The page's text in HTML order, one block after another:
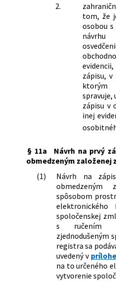
2.
tom, že
osobou
zápisu,
spravuje,
zápisu v
inej
§ 11a
Návrh na prvý
obmedzeným založenej
(1)
Návrh na
obmedzeným
spôsobom
elektronického
spoločenskej
s ručením
zjednodušeným
registra sa
uvedený v
na to určeného
vytvorenie